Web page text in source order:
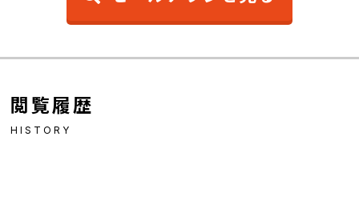
閲覧履歴
HISTORY